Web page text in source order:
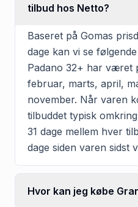
tilbud hos Netto?
Baseret på Gomas
dage kan vi se
Padano 32+ har været
februar, marts, april,
november. Når varen
tilbuddet typisk
31 dage mellem hver
dage siden varen sidst
Hvor kan jeg købe